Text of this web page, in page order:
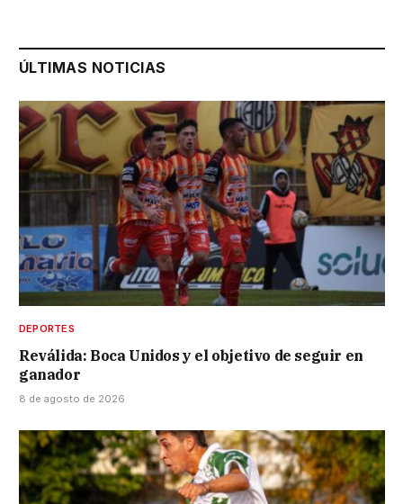
ÚLTIMAS NOTICIAS
DEPORTES
Reválida: Boca Unidos y el objetivo de seguir en
ganador
8 de agosto de 2026